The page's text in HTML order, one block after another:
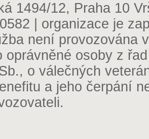
1494/12, Praha 10
| organizace je
není provozována
oprávněné osoby z
o válečných
a jeho čerpání